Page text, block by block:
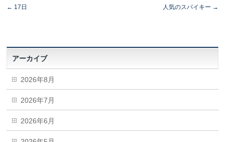
← 17日 人気のスパイキー →
アーカイブ
2026年8月
2026年7月
2026年6月